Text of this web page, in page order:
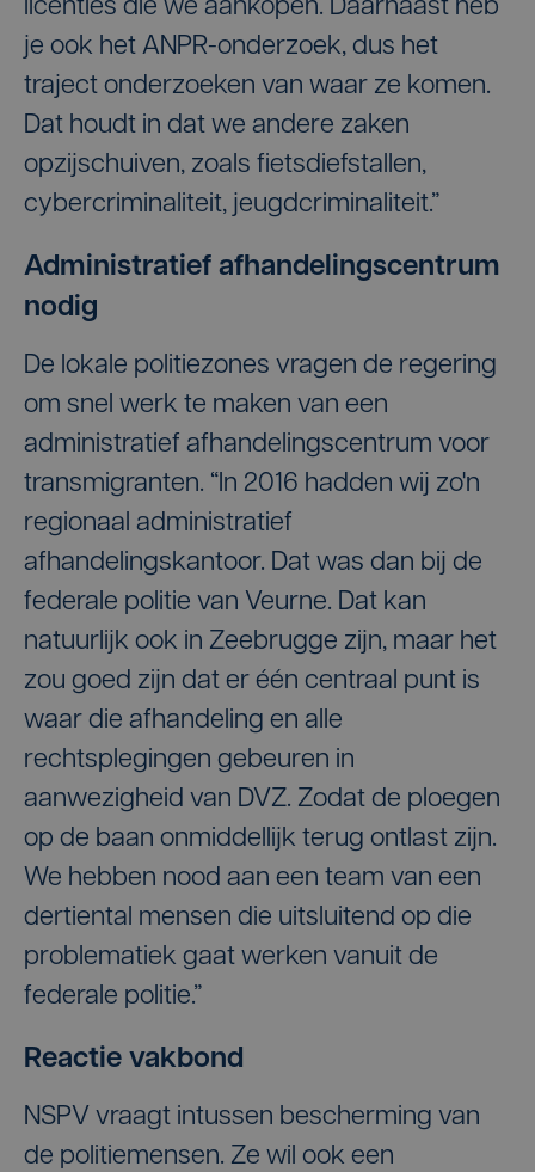
licenties die we aankopen. Daarnaast heb
je ook het ANPR-onderzoek, dus het
traject onderzoeken van waar ze komen.
Dat houdt in dat we andere zaken
opzijschuiven, zoals fietsdiefstallen,
cybercriminaliteit, jeugdcriminaliteit.”
Administratief afhandelingscentrum
nodig
De lokale politiezones vragen de regering
om snel werk te maken van een
administratief afhandelingscentrum voor
transmigranten. “In 2016 hadden wij zo'n
regionaal administratief
afhandelingskantoor. Dat was dan bij de
federale politie van Veurne. Dat kan
natuurlijk ook in Zeebrugge zijn, maar het
zou goed zijn dat er één centraal punt is
waar die afhandeling en alle
rechtsplegingen gebeuren in
aanwezigheid van DVZ. Zodat de ploegen
op de baan onmiddellijk terug ontlast zijn.
We hebben nood aan een team van een
dertiental mensen die uitsluitend op die
problematiek gaat werken vanuit de
federale politie.”
Reactie vakbond
NSPV vraagt intussen bescherming van
de politiemensen. Ze wil ook een